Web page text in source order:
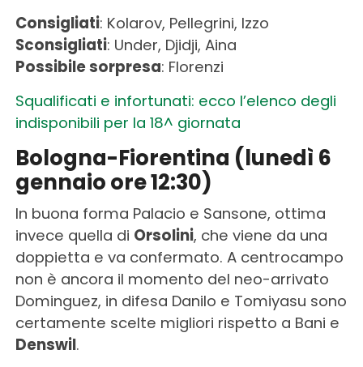
Consigliati: Kolarov, Pellegrini, Izzo
Sconsigliati: Under, Djidji, Aina
Possibile sorpresa: Florenzi
Squalificati e infortunati: ecco l’elenco degli
indisponibili per la 18^ giornata
Bologna-Fiorentina (lunedì 6
gennaio ore 12:30)
In buona forma Palacio e Sansone, ottima
invece quella di Orsolini, che viene da una
doppietta e va confermato. A centrocampo
non è ancora il momento del neo-arrivato
Dominguez, in difesa Danilo e Tomiyasu sono
certamente scelte migliori rispetto a Bani e
Denswil.